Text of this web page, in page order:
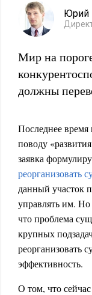
Юрий
Мир на
должны
Последнее время
поводу
заявка
реорганизовать
данный участок
управлять им.
что проблема
крупных
реорганизовать
эффективность.
О том, что